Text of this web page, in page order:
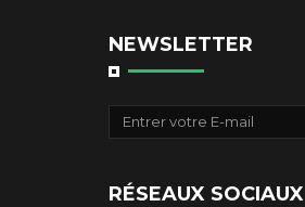
NEWSLETTER
RÉSEAUX SOCIAUX